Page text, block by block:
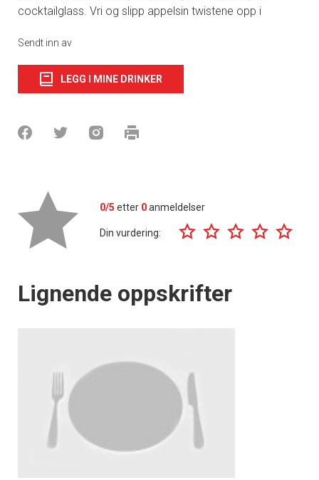
cocktailglass. Vri og slipp appelsin twistene opp i
Sendt inn av
LEGG I MINE DRINKER
0/5 etter 0anmeldelser
Din vurdering:
Lignende oppskrifter